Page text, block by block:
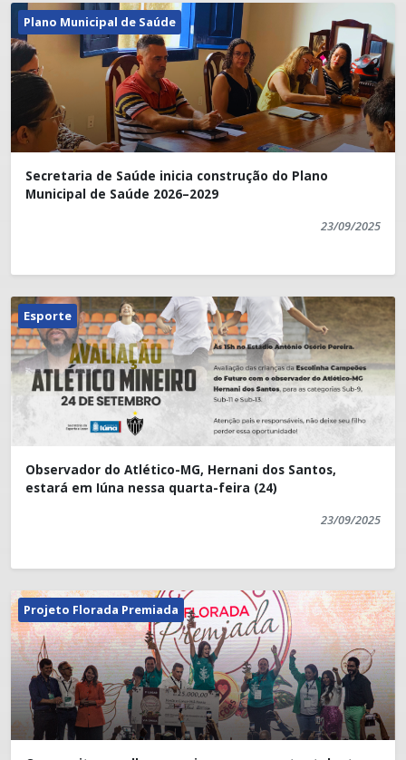
Plano Municipal de Saúde
Secretaria de Saúde inicia construção do Plano
Municipal de Saúde 2026–2029
23/09/2025
Esporte
Observador do Atlético-MG, Hernani dos Santos,
estará em Iúna nessa quarta-feira (24)
23/09/2025
Projeto Florada Premiada